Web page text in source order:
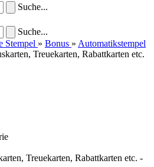
Suche...
Suche...
Stempel » Bonus » Automatikstempel
Treuekarten, Rabattkarten etc.
Treuekarten, Rabattkarten etc. -